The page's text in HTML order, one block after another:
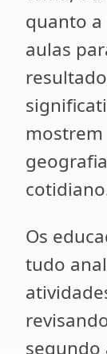
quanto
aulas
Os
tudo
segundo